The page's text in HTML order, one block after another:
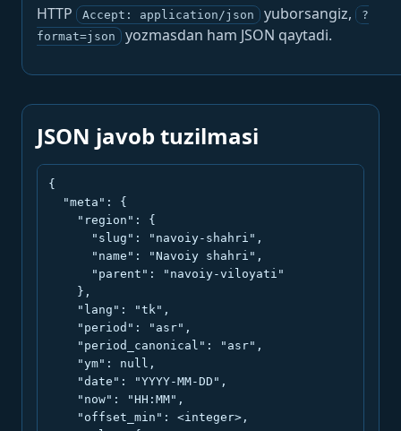
HTTP
Accept: application/json yuborsangiz,
?
format=json
yozmasdan ham JSON qaytadi.
JSON javob tuzilmasi
{
  "meta": {
    "region": {
      "slug": "navoiy-shahri",
      "name": "Navoiy shahri",
      "parent": "navoiy-viloyati"
    },
    "lang": "tk",
    "period": "asr",
    "period_canonical": "asr",
    "ym": null,
    "date": "YYYY-MM-DD",
    "now": "HH:MM",
    "offset_min": <integer>,